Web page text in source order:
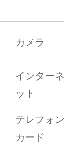
カメラ
インターネ
ット
テレフォン
カード